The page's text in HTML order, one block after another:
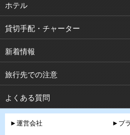
ホテル
貸切手配・チャーター
新着情報
旅行先での注意
よくある質問
►運営会社
►プ